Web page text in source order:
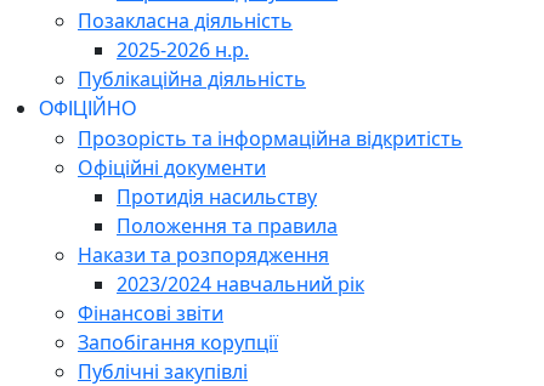
Позакласна діяльність
2025-2026 н.р.
Публікаційна діяльність
ОФІЦІЙНО
Прозорість та інформаційна відкритість
Офіційні документи
Протидія насильству
Положення та правила
Накази та розпорядження
2023/2024 навчальний рік
Фінансові звіти
Запобігання корупції
Публічні закупівлі